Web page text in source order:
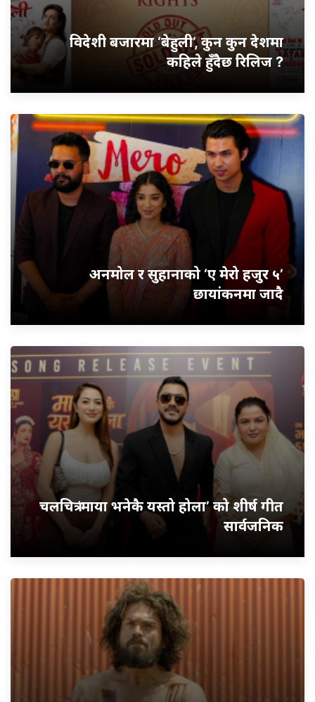
विदेशी बजारमा ‘बेहुली’, कुन कुन देशमा
कहिले हुँदैछ रिलिज ?
अनमोल र सुहानाको ‘ए मेरो हजुर ५’
छायांकनमा जादै
चलचित्र ‘माया भनेकै यस्तो होला’ को शीर्ष गीत
सार्वजनिक